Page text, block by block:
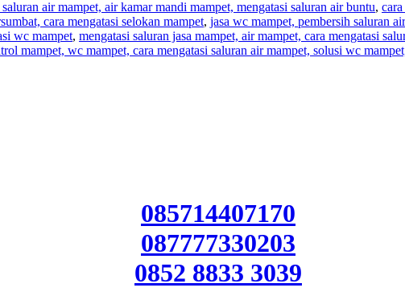
air mampet, air kamar mandi mampet, mengatasi saluran air buntu,
cara mengatasi selokan mampet, jasa wc mampet, pembersih saluran
wc mampet, mengatasi saluran jasa mampet, air mampet, cara mengatasi
mampet, wc mampet, cara mengatasi saluran air mampet, solusi wc
085714407170
087777330203
0852 8833 3039